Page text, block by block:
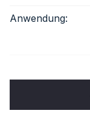
Anwendung: